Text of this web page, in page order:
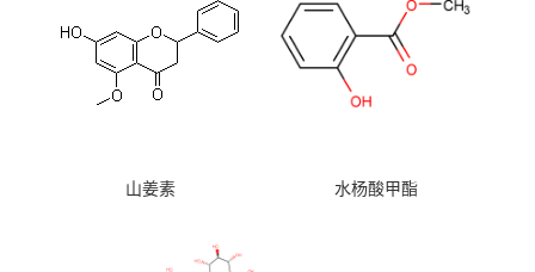
山姜素 水杨酸甲酯